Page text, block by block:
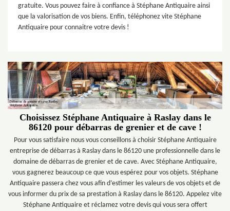
gratuite. Vous pouvez faire à confiance à Stéphane Antiquaire ainsi
que la valorisation de vos biens. Enfin, téléphonez vite Stéphane
Antiquaire pour connaitre votre devis !
Choisissez Stéphane Antiquaire à Raslay dans le
86120 pour débarras de grenier et de cave !
Pour vous satisfaire nous vous conseillons à choisir Stéphane Antiquaire
entreprise de débarras à Raslay dans le 86120 une professionnelle dans le
domaine de débarras de grenier et de cave. Avec Stéphane Antiquaire,
vous gagnerez beaucoup ce que vous espérez pour vos objets. Stéphane
Antiquaire passera chez vous afin d’estimer les valeurs de vos objets et de
vous informer du prix de sa prestation à Raslay dans le 86120. Appelez vite
Stéphane Antiquaire et réclamez votre devis qui vous sera offert